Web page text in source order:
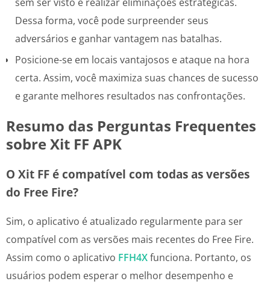
Dessa forma, você pode surpreender seus
adversários e ganhar vantagem nas batalhas.
Posicione-se em locais vantajosos e ataque na hora
certa. Assim, você maximiza suas chances de sucesso
e garante melhores resultados nas confrontações.
Resumo das Perguntas Frequentes
sobre Xit FF APK
O Xit FF é compatível com todas as versões
do Free Fire?
Sim, o aplicativo é atualizado regularmente para ser
compatível com as versões mais recentes do Free Fire.
Assim como o aplicativo FFH4Xfunciona. Portanto, os
usuários podem esperar o melhor desempenho e